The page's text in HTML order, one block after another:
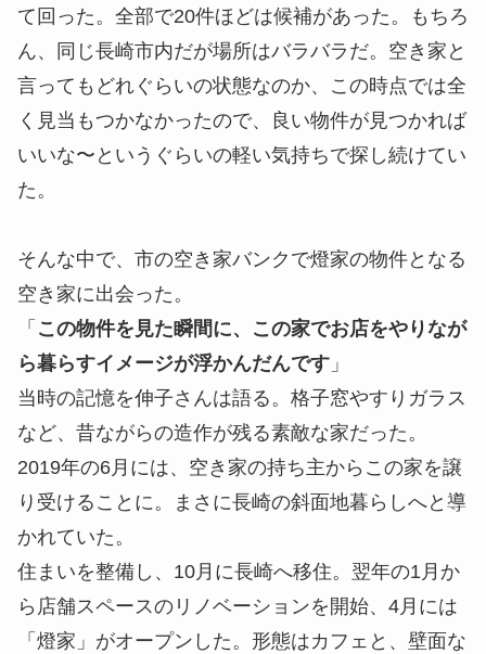
て回った。全部で20件ほどは候補があった。もちろ
ん、同じ長崎市内だが場所はバラバラだ。空き家と
言ってもどれぐらいの状態なのか、この時点では全
く見当もつかなかったので、良い物件が見つかれば
いいな〜というぐらいの軽い気持ちで探し続けてい
た。
そんな中で、市の空き家バンクで燈家の物件となる
空き家に出会った。
「 この物件を見た瞬間に、この家でお店をやりなが
ら暮らすイメージが浮かんだんです 」
当時の記憶を伸子さんは語る。格子窓やすりガラス
など、昔ながらの造作が残る素敵な家だった。
2019年の6月には、空き家の持ち主からこの家を譲
り受けることに。まさに長崎の斜面地暮らしへと導
かれていた。
住まいを整備し、10月に長崎へ移住。翌年の1月か
ら店舗スペースのリノベーションを開始、4月には
「燈家」がオープンした。形態はカフェと、壁面な